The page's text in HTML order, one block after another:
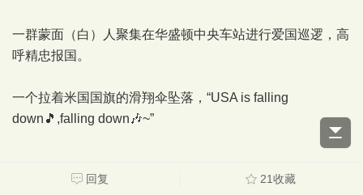
一群蒙面（白）人聚集在华盛顿中央车站进行爱国巡逻，高
呼精忠报国。
一个拉着米国国旗的滑翔伞坠落，“USA is falling
down🎵,falling down🎶~”
回复 21收藏